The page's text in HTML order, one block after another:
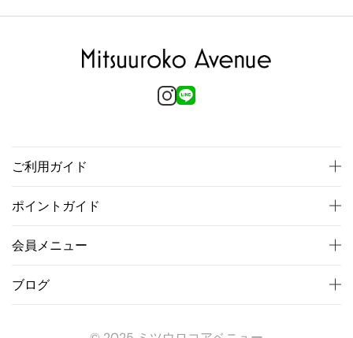
ご利用ガイド
ポイントガイド
会員メニュー
ブログ